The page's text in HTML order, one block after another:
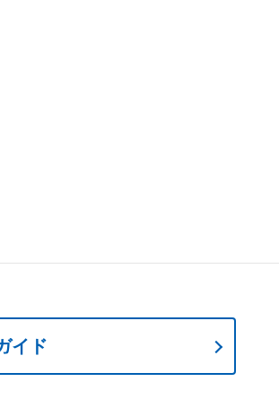
イド